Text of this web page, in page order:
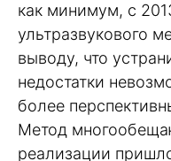
как минимум, с
ультразвукового
выводу, что
недостатки
более
Метод
реализации